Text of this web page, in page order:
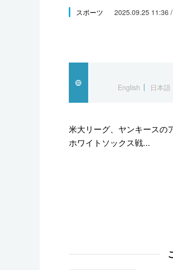
文化
スポーツ・東京2020
スポーツ 2025.09.25 11:36
English
日本語
米大リーグ、ヤンキースの
ホワイトソックス戦...